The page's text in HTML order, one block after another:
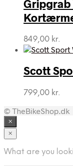
Gripgrab
849,00 kr.
Scott
799,00 kr.
© TheBikeShop.dk
×
×
What are you